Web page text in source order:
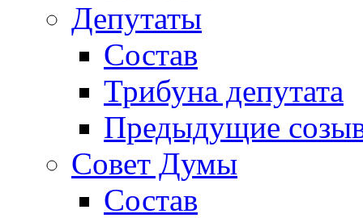
Депутаты
Состав
Трибуна депутата
Предыдущие
Совет Думы
Состав